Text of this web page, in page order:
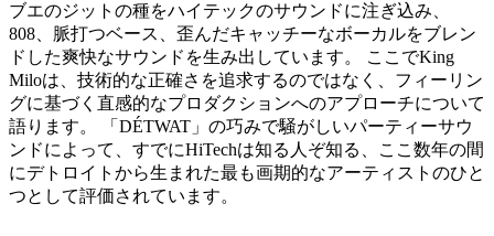
ブエのジットの種をハイテックのサウンドに注ぎ込み、
808、脈打つベース、歪んだキャッチーなボーカルをブレン
ドした爽快なサウンドを生み出しています。 ここでKing
Miloは、技術的な正確さを追求するのではなく、フィーリン
グに基づく直感的なプロダクションへのアプローチについて
語ります。 「DÉTWAT」の巧みで騒がしいパーティーサウ
ンドによって、すでにHiTechは知る人ぞ知る、ここ数年の間
にデトロイトから生まれた最も画期的なアーティストのひと
つとして評価されています。